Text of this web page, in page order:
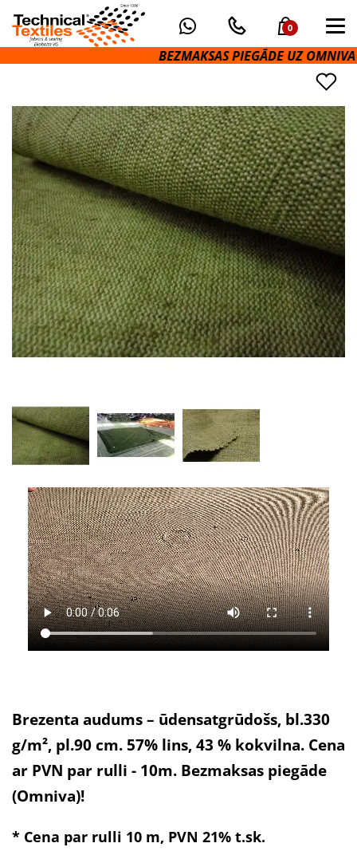
0
BEZMAKSAS PIEGĀDE UZ OMNIVA
Brezenta audums – ūdensatgrūdošs, bl.330
g/m², pl.90 cm. 57% lins, 43 % kokvilna. Cena
ar PVN par rulli - 10m. Bezmaksas piegāde
(Omniva)!
* Cena par rulli 10 m, PVN 21% t.sk.